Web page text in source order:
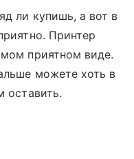
ли купишь, а вот в
Принтер
приятном виде.
можете хоть в
оставить.